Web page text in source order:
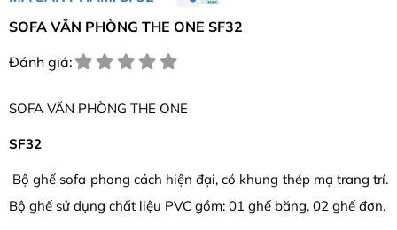
SOFA VĂN PHÒNG THE ONE SF32
Đánh giá:
SOFA VĂN PHÒNG THE ONE
SF32
Bộ ghế sofa phong cách hiện đại, có khung thép mạ trang trí.
Bộ ghế sử dụng chất liệu PVC gồm: 01 ghế băng, 02 ghế đơn.